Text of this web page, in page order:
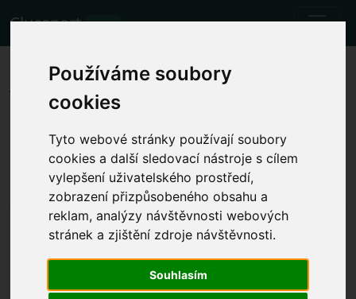
Používáme soubory
cookies
Tyto webové stránky používají soubory
cookies a další sledovací nástroje s cílem
vylepšení uživatelského prostředí,
zobrazení přizpůsobeného obsahu a
reklam, analýzy návštěvnosti webových
stránek a zjištění zdroje návštěvnosti.
Souhlasím
Cluesport BETA
Die besten Flugtarife und
Tickets für das Fußballspiel
Newcastle United FC gegen
Luton.
Spiele 3.2.2024 Newcastle United FC - Luton
Lokale Spielzeit anzeigen
Sa. 3.2.2024 16:00
St. James' Park, Newcastle upon Tyne
(England)